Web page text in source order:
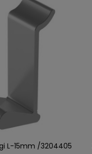
L-15mm /3204405